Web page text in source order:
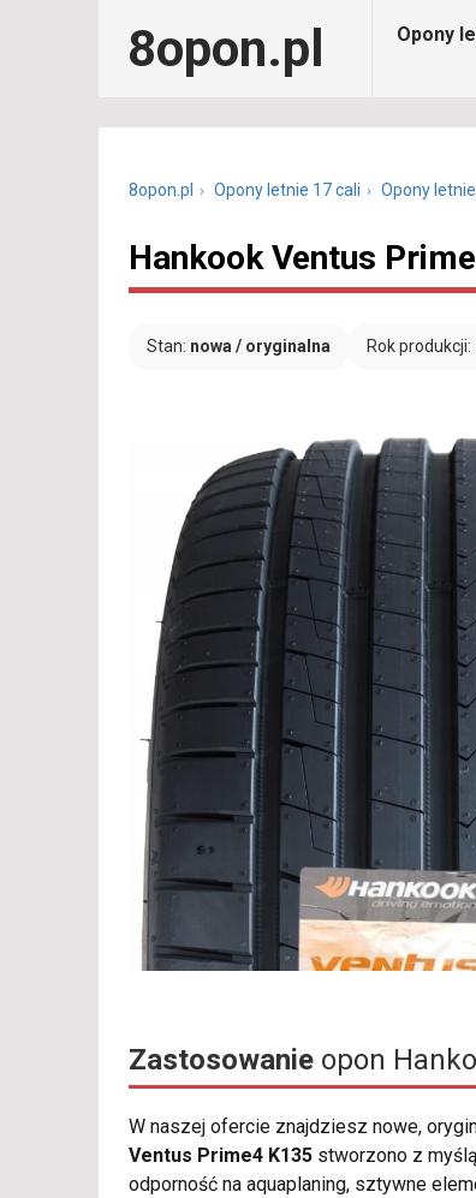
8opon.pl Opony
8opon.pl Opony letnie 17 cali Opony
Hankook Ventus
Stan: nowa / oryginalna Rok produkcji:
Zastosowanie opon
W naszej ofercie znajdziesz nowe,
Ventus Prime4 K135 stworzono z
odporność na aquaplaning, sztywne